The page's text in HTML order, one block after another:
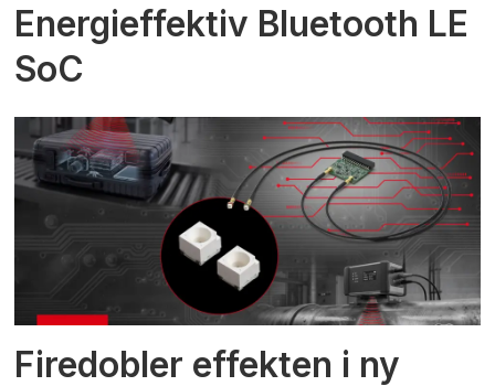
Energieffektiv Bluetooth LE
SoC
Firedobler effekten i ny